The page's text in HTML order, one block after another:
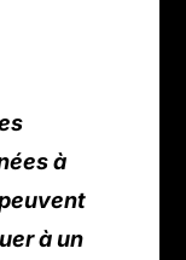
à
à un